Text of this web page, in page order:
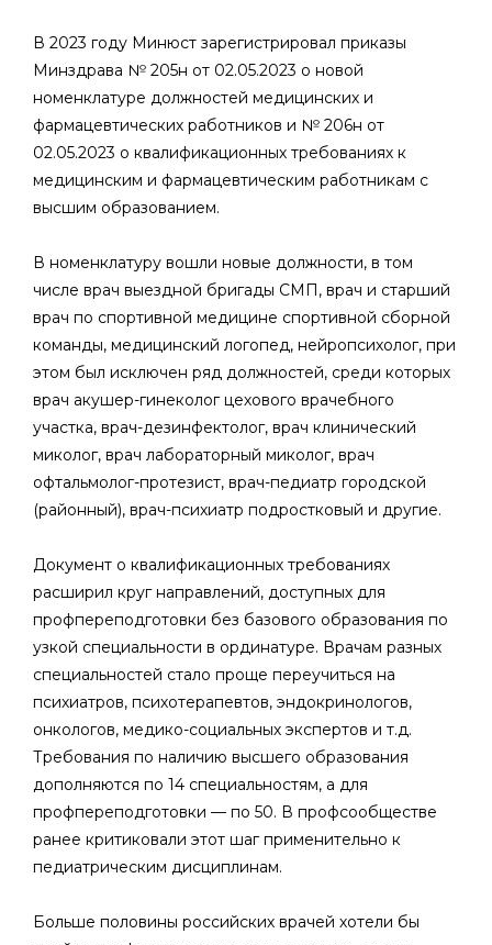
В 2023 году Минюст зарегистрировал приказы
Минздрава № 205н от 02.05.2023 о новой
номенклатуре должностей медицинских и
фармацевтических работников и № 206н от
02.05.2023 о квалификационных требованиях к
медицинским и фармацевтическим работникам с
высшим образованием.
В номенклатуру вошли новые должности, в том
числе врач выездной бригады СМП, врач и старший
врач по спортивной медицине спортивной сборной
команды, медицинский логопед, нейропсихолог, при
этом был исключен ряд должностей, среди которых
врач акушер-гинеколог цехового врачебного
участка, врач-дезинфектолог, врач клинический
миколог, врач лабораторный миколог, врач
офтальмолог-протезист, врач-педиатр городской
(районный), врач-психиатр подростковый и другие.
Документ о квалификационных требованиях
расширил круг направлений, доступных для
профпереподготовки без базового образования по
узкой специальности в ординатуре. Врачам разных
специальностей стало проще переучиться на
психиатров, психотерапевтов, эндокринологов,
онкологов, медико-социальных экспертов и т.д.
Требования по наличию высшего образования
дополняются по 14 специальностям, а для
профпереподготовки — по 50. В профсообществе
ранее критиковали этот шаг применительно к
педиатрическим дисциплинам.
Больше половины российских врачей хотели бы